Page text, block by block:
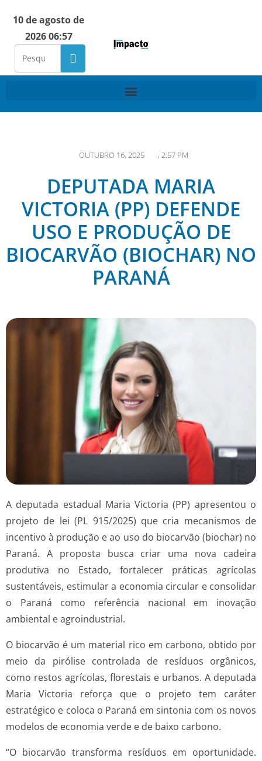
10 de agosto de
2026 06:57
OUTUBRO 16, 2025 , 2:57 PM
DEPUTADA MARIA
VICTORIA (PP) DEFENDE
USO E PRODUÇÃO DE
BIOCARVÃO (BIOCHAR) NO
PARANÁ
A deputada estadual Maria Victoria (PP) apresentou o
projeto de lei (PL 915/2025) que cria mecanismos de
incentivo à produção e ao uso do biocarvão (biochar) no
Paraná. A proposta busca criar uma nova cadeira
produtiva no Estado, fortalecer práticas agrícolas
sustentáveis, estimular a economia circular e consolidar
o Paraná como referência nacional em inovação
ambiental e agroindustrial.
O biocarvão é um material rico em carbono, obtido por
meio da pirólise controlada de resíduos orgânicos,
como restos agrícolas, florestais e urbanos. A deputada
Maria Victoria reforça que o projeto tem caráter
estratégico e coloca o Paraná em sintonia com os novos
modelos de economia verde e de baixo carbono.
“O biocarvão transforma resíduos em oportunidade.